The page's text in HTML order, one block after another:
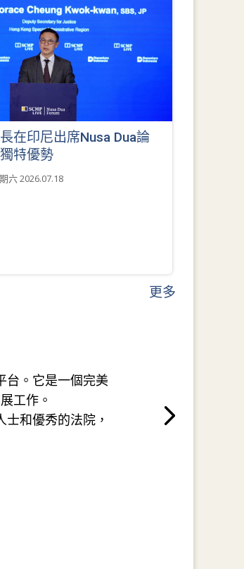
在印尼出席Nusa Dua論
特優勢
六 2026.07.18
更多
台。它是一個完美
工作。
和優秀的法院，